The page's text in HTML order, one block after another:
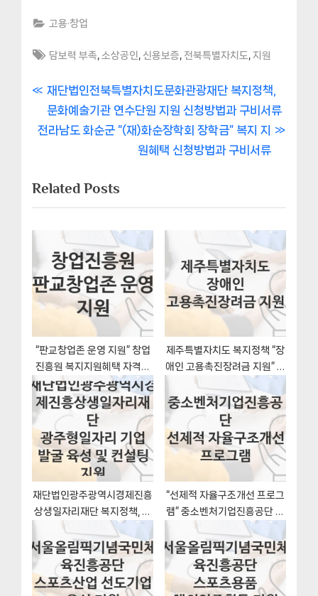
고용·창업
Tags:
담보력 부족 소상공인 신용보증 전북특별자치도 지원
글
내
게
이
P
r
e
o
u
s
재단법인전북특별자치도문화관광재단 복지정책,
문화예술기관 연수단원 지원 신청방법과 구비서류
N
t
P
t
:
전라남도 화순군 “(재)화순장학회 장학금” 복지 지
원혜택 신청방법과 구비서류
Related Posts
“판교창업존 운영 지원” 창업
진흥원 복지지원혜택 자격조
건과 구비서류
제주특별자치도 복지정책 “장
애인 고용촉진장려금 지원” 노
인장애인과 – 신청 자격과 조
건
재단법인광주광역시경제진흥
상생일자리재단 복지정책, 광
주형일자리 기업 발굴 육성 및
컨설팅 지원-자격조건과 일정
“선제적 자율구조개선 프로그
램” 중소벤처기업진흥공단 복
지지원혜택 신청조건과 자격
조건